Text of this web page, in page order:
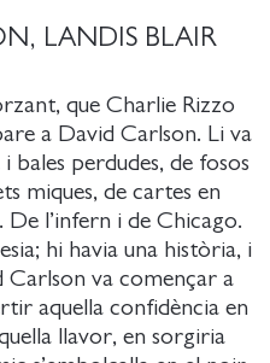
LANDIS BLAIR
que Charlie Rizzo
a David Carlson. Li va
bales perdudes, de fosos
miques, de cartes en
l’infern i de Chicago.
hi havia una història, i
va començar a
aquella confidència en
llavor, en sorgiria